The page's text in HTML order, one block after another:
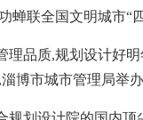
蝉联全国文明城市“
品质,规划设计好明
博市城市管理局举